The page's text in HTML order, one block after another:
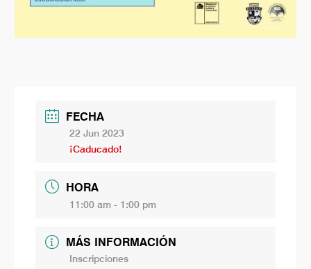
FECHA
22 Jun 2023
¡Caducado!
HORA
11:00 am - 1:00 pm
MÁS INFORMACIÓN
Inscripciones